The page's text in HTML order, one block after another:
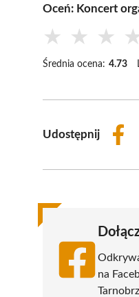
Oceń: Koncert
★ ★ ★
Średnia ocena: 4.73
Udostępnij
Share
na